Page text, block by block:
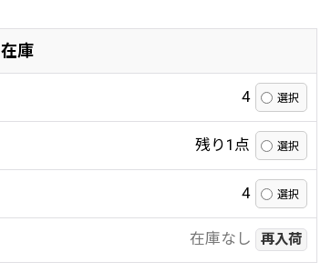
在庫
4
残り1点
4
在庫なし 再入荷